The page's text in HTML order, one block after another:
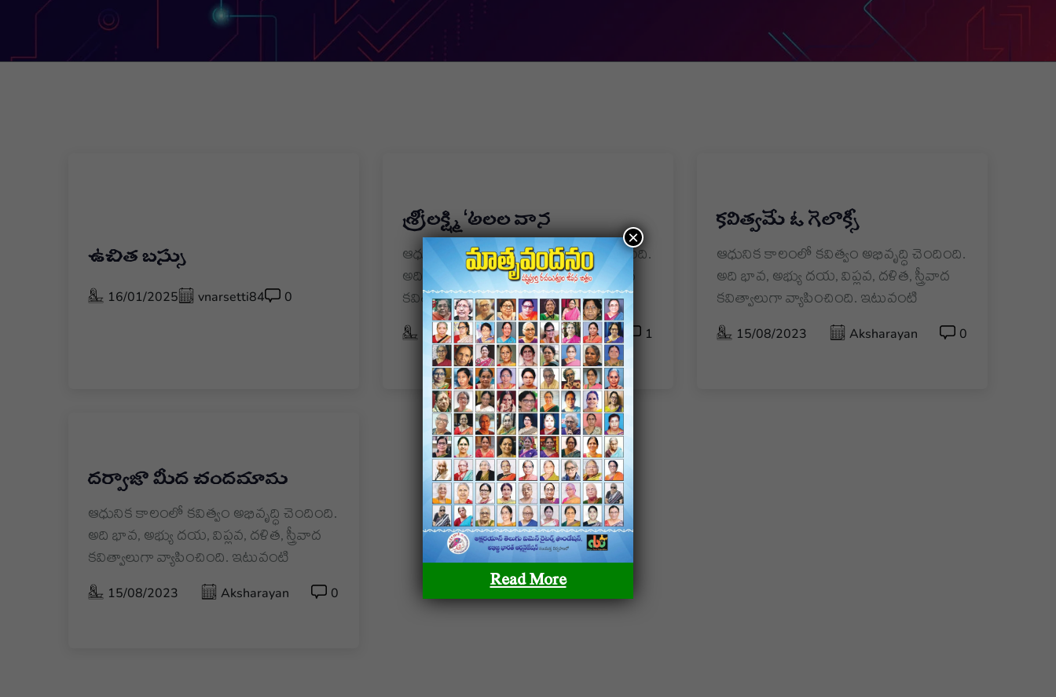
ఉచిత బస్సు
16/01/2025 vnarsetti84 0
శ్రీలక్ష్మి ‘అలల వాన
ఆధునిక కాలంలో కవిత్వం అభివృద్ధి చెందింది.
అది భావ, అభ్యు దయ, విప్లవ, దళిత, స్త్రీవాద
కవిత్వాలుగా వ్యాపించింది. ఇటువంటి
15/08/2023 Aksharayan 1
కవిత్వమే ఓ గెలాక్సీ
ఆధునిక కాలంలో కవిత్వం అభివృద్ధి చెందింది.
అది భావ, అభ్యు దయ, విప్లవ, దళిత, స్త్రీవాద
కవిత్వాలుగా వ్యాపించింది. ఇటువంటి
15/08/2023 Aksharayan 0
దర్వాజా మీద చందమామ
ఆధునిక కాలంలో కవిత్వం అభివృద్ధి చెందింది.
అది భావ, అభ్యు దయ, విప్లవ, దళిత, స్త్రీవాద
కవిత్వాలుగా వ్యాపించింది. ఇటువంటి
15/08/2023 Aksharayan 0 Read More
×